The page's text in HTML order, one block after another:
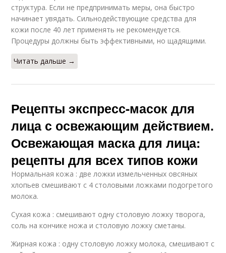
структура. Если не предпринимать меры, она быстро
начинает увядать. Сильнодействующие средства для
кожи после 40 лет применять не рекомендуется.
Процедуры должны быть эффективными, но щадящими.
Читать дальше →
Рецепты экспресс-масок для
лица с освежающим действием.
Освежающая маска для лица:
рецепты для всех типов кожи
Нормальная кожа : две ложки измельченных овсяных
хлопьев смешивают с 4 столовыми ложками подогретого
молока.
Сухая кожа : смешивают одну столовую ложку творога,
соль на кончике ножа и столовую ложку сметаны.
Жирная кожа : одну столовую ложку молока, смешивают с